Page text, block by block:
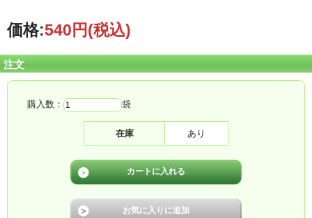
価格:540円(税込)
注文
購入数： 袋
在庫 あり